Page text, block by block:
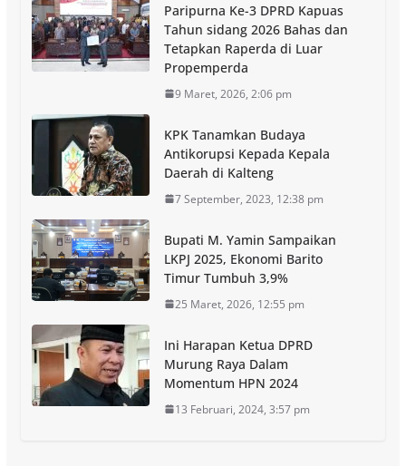
Paripurna Ke-3 DPRD Kapuas
Tahun sidang 2026 Bahas dan
Tetapkan Raperda di Luar
Propemperda
9 Maret, 2026, 2:06 pm
KPK Tanamkan Budaya
Antikorupsi Kepada Kepala
Daerah di Kalteng
7 September, 2023, 12:38 pm
Bupati M. Yamin Sampaikan
LKPJ 2025, Ekonomi Barito
Timur Tumbuh 3,9%
25 Maret, 2026, 12:55 pm
Ini Harapan Ketua DPRD
Murung Raya Dalam
Momentum HPN 2024
13 Februari, 2024, 3:57 pm